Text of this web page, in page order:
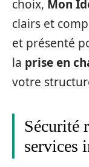
choix, Mon
clairs et
et présenté
la prise en
votre
Sécurité
services